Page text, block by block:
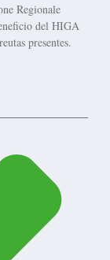
Regionale
del HIGA
presentes.